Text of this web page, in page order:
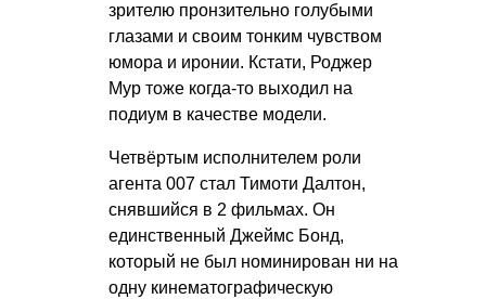
зрителю пронзительно голубыми
глазами и своим тонким чувством
юмора и иронии. Кстати, Роджер
Мур тоже когда-то выходил на
подиум в качестве модели.
Четвёртым исполнителем роли
агента 007 стал Тимоти Далтон,
снявшийся в 2 фильмах. Он
единственный Джеймс Бонд,
который не был номинирован ни на
одну кинематографическую